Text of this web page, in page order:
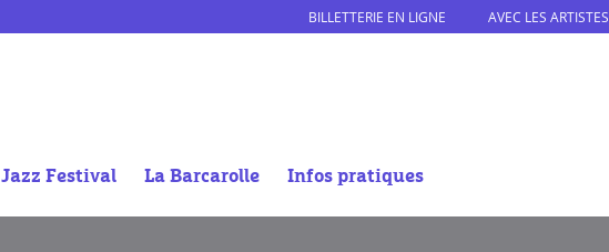
BILLETTERIE EN LIGNE AVEC LES ARTISTES
Jazz Festival La Barcarolle Infos pratiques